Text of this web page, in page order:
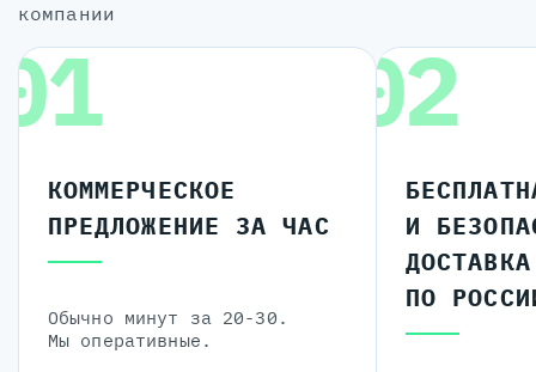
компании
КОММЕРЧЕСКОЕ
ПРЕДЛОЖЕНИЕ ЗА ЧАС
Обычно минут за 20-30.
Мы оперативные.
02
И
ДОСТАВКА
ПО